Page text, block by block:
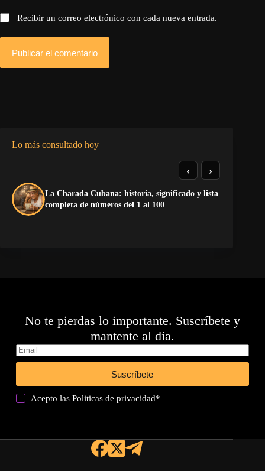
Recibir un correo electrónico con cada nueva entrada.
Publicar el comentario
Lo más consultado hoy
La Charada Cubana: historia, significado y lista
completa de números del 1 al 100
‹ ›
No te pierdas lo importante. Suscríbete y
mantente al día.
Suscríbete
Acepto lasPoliticas de privacidad*